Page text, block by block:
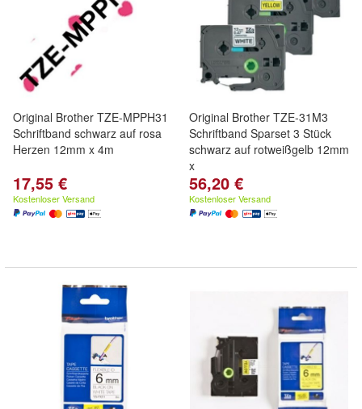
Original Brother TZE-MPPH31
Schriftband schwarz auf rosa
Herzen 12mm x 4m
17,55 €
Kostenloser Versand
Original Brother TZE-31M3
Schriftband Sparset 3 Stück
schwarz auf rotweißgelb 12mm
x
56,20 €
Kostenloser Versand